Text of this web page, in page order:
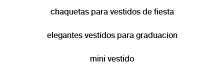
chaquetas para vestidos de fiesta
elegantes vestidos para graduacion
mini vestido